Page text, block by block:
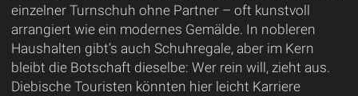
einzelner Turnschuh ohne Partner – oft kunstvoll
arrangiert wie ein modernes Gemälde. In nobleren
Haushalten gibt’s auch Schuhregale, aber im Kern
bleibt die Botschaft dieselbe: Wer rein will, zieht aus.
Diebische Touristen könnten hier leicht Karriere